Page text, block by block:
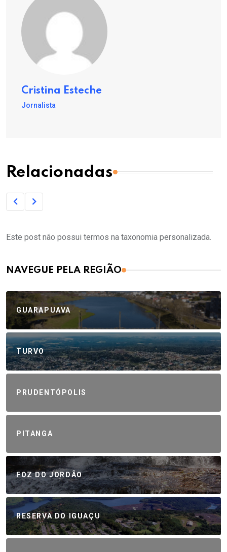
Cristina Esteche
Jornalista
Relacionadas
Este post não possui termos na taxonomia personalizada.
NAVEGUE PELA REGIÃO
GUARAPUAVA
TURVO
PRUDENTÓPOLIS
PITANGA
FOZ DO JORDÃO
RESERVA DO IGUAÇU